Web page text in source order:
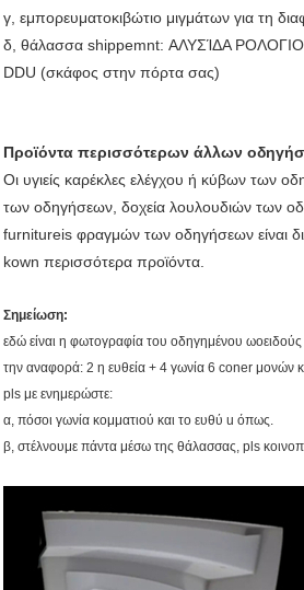
γ, εμπορευματοκιβώτιο μιγμάτων για τη
δ, θάλασσα shippemnt: ΑΛΥΣΊΔΑ
DDU (σκάφος στην πόρτα σας)
Προϊόντα περισσότερων άλλων
Οι υγιείς καρέκλες ελέγχου ή κύβων των
των οδηγήσεων, δοχεία λουλουδιών των
furnitureis φραγμών των οδηγήσεων είναι
kown περισσότερα προϊόντα.
Σημείωση:
εδώ είναι η φωτογραφία του οδηγημένου
την αναφορά: 2 η ευθεία + 4 γωνία 6 coner μονών
pls με ενημερώστε:
α, πόσοι γωνία κομματιού και το ευθύ u όπως.
β, στέλνουμε πάντα μέσω της θάλασσας, pls